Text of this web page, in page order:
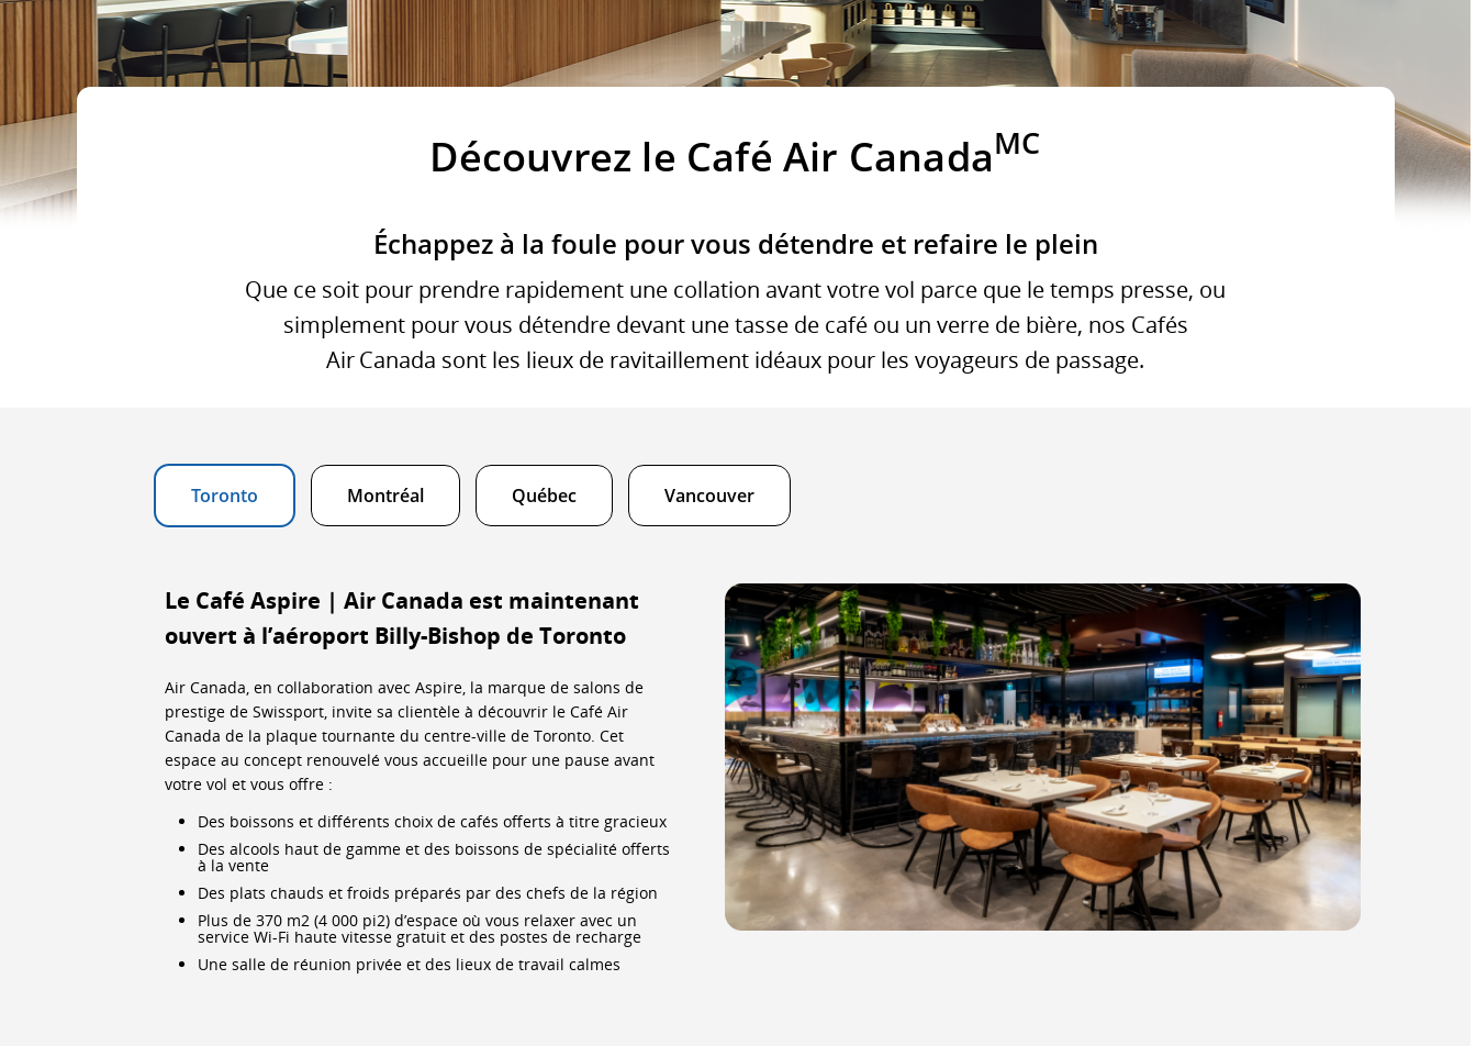
Renseignements
les
heures
de
départ
prévues,
les
annulations.
Découvrez le Café Air CanadaMC
Échappez à la foule pour vous détendre et refaire le plein
Que ce soit pour prendre rapidement une collation avant votre vol parce que le temps presse, ou
simplement pour vous détendre devant une tasse de café ou un verre de bière, nos Cafés
Air Canada sont les lieux de ravitaillement idéaux pour les voyageurs de passage.
Toronto Montréal Québec Vancouver
Le Café Aspire | Air Canada est maintenant
ouvert à l’aéroport Billy-Bishop de Toronto
Air Canada, en collaboration avec Aspire, la marque de salons de
prestige de Swissport, invite sa clientèle à découvrir le Café Air
Canada de la plaque tournante du centre-ville de Toronto. Cet
espace au concept renouvelé vous accueille pour une pause avant
votre vol et vous offre :
Des boissons et différents choix de cafés offerts à titre gracieux
Des alcools haut de gamme et des boissons de spécialité offerts
à la vente
Des plats chauds et froids préparés par des chefs de la région
Plus de 370 m2 (4 000 pi2) d’espace où vous relaxer avec un
service Wi-Fi haute vitesse gratuit et des postes de recharge
Une salle de réunion privée et des lieux de travail calmes